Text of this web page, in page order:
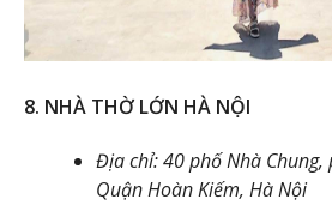
8. NHÀ THỜ LỚN HÀ NỘI
Địa chỉ: 40 phố Nhà Chung,
Quận Hoàn Kiếm, Hà Nội